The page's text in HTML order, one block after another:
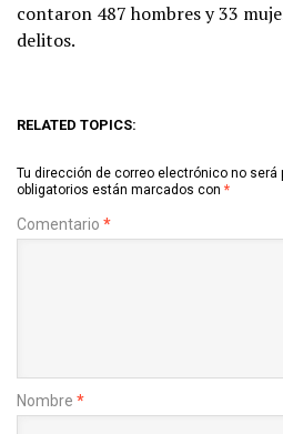
contaron 487 hombres y 33
delitos.
RELATED TOPICS:
Tu dirección de correo electrónico no será
obligatorios están marcados con *
Comentario *
Nombre *